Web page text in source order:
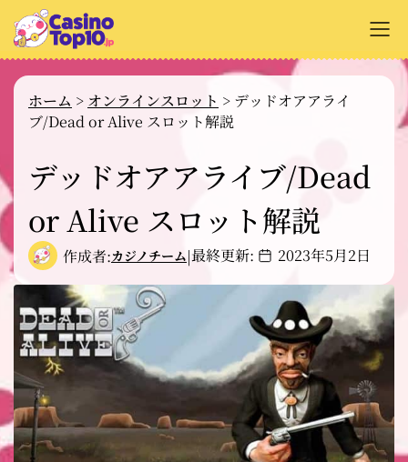
カジノサイトのレビュー
支払い方法
カジノゲーム解説
無料ゲーム
ホーム > オンラインスロット > デッドオアアライ
ブ/Dead or Alive スロット解説
デッドオアアライブ/Dead
or Alive スロット解説
作成者:カジノチーム|最終更新: 2023年5月2日